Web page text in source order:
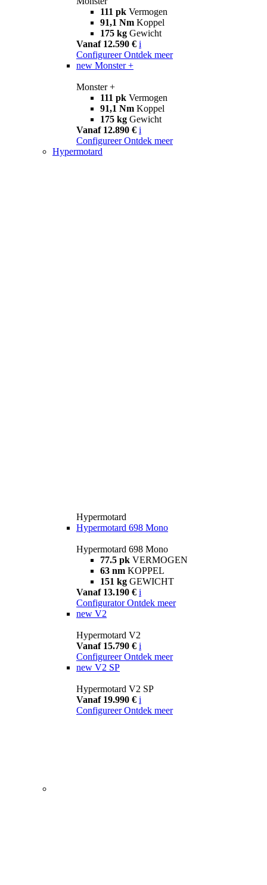
111 pk Vermogen
91,1 Nm Koppel
175 kg Gewicht
Vanaf 12.590 € i
Configureer Ontdek meer
new Monster +
Monster +
111 pk Vermogen
91,1 Nm Koppel
175 kg Gewicht
Vanaf 12.890 € i
Configureer Ontdek meer
Hypermotard
Hypermotard
Hypermotard 698 Mono
Hypermotard 698 Mono
77.5 pk VERMOGEN
63 nm KOPPEL
151 kg GEWICHT
Vanaf 13.190 € i
Configurator Ontdek meer
new V2
Hypermotard V2
Vanaf 15.790 € i
Configureer Ontdek meer
new V2 SP
Hypermotard V2 SP
Vanaf 19.990 € i
Configureer Ontdek meer